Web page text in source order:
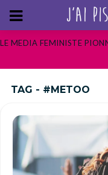
LE MEDIA FEMINISTE
TAG - #METOO